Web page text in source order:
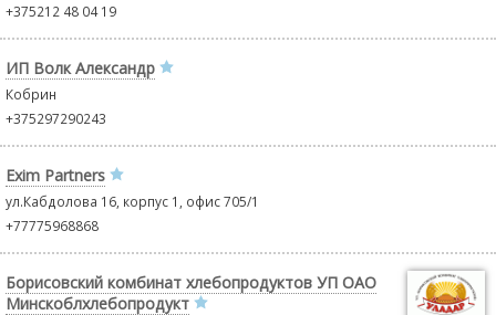
+375212 48 04 19
ИП Волк Александр
Кобрин
+375297290243
Exim Partners
ул.Кабдолова 16, корпус 1, офис 705/1
+77775968868
Борисовский комбинат хлебопродуктов УП ОАО
Минскоблхлебопродукт